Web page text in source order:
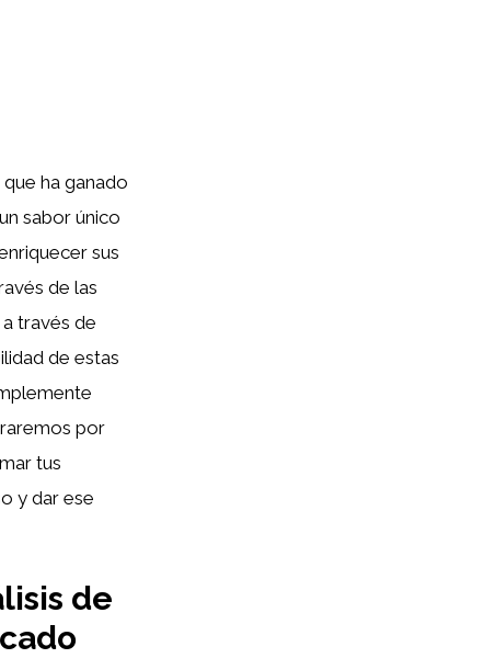
ha ganado
sabor único
sus
de las
través de
de estas
por
tus
y dar ese
de